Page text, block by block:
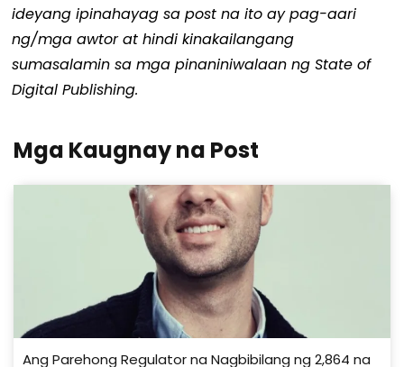
ideyang ipinahayag sa post na ito ay pag-aari
ng/mga awtor at hindi kinakailangang
sumasalamin sa mga pinaniniwalaan ng State of
Digital Publishing.
Mga Kaugnay na Post
Ang Parehong Regulator na Nagbibilang ng 2,864 na